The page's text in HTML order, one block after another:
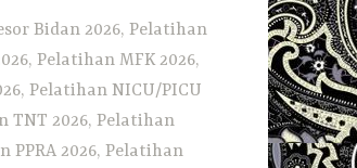
Bidan 2026, Pelatihan
Pelatihan MFK 2026,
Pelatihan NICU/PICU
TNT 2026, Pelatihan
PPRA 2026, Pelatihan